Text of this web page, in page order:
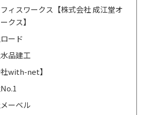
ィスワークス【株式会社 成江堂オ
クス】
ード
品建工
社with-net】
ーベル